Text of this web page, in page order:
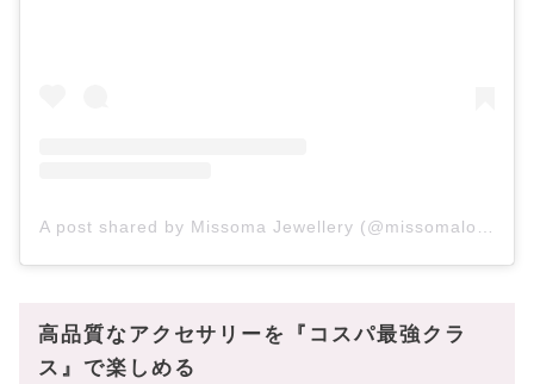
高品質なアクセサリーを『コスパ最強クラ
ス』で楽しめる